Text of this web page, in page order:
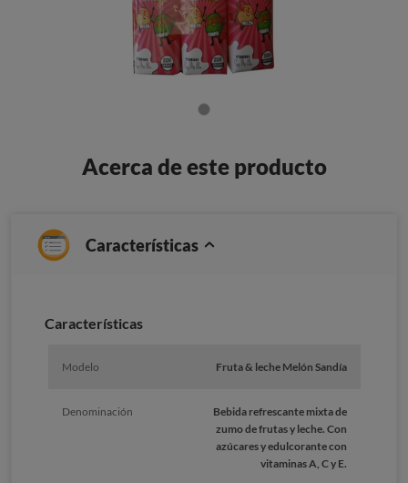
Acerca de este producto
Características
Características
Modelo Fruta & leche Melón Sandía
Denominación
Bebida refrescante mixta de
zumo de frutas y leche. Con
azúcares y edulcorante con
vitaminas A, C y E.